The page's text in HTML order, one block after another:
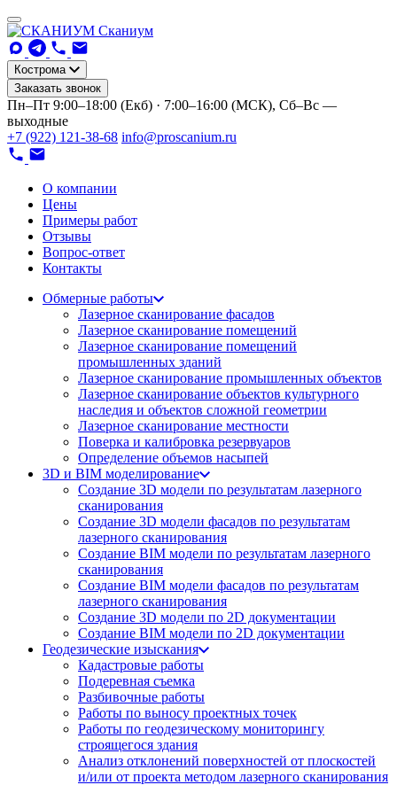
Сканиум
Кострома
Заказать звонок
Пн–Пт 9:00–18:00 (Екб) · 7:00–16:00 (МСК), Сб–Вс —
выходные
+7 (922) 121-38-68 info@proscanium.ru
О компании
Цены
Примеры работ
Отзывы
Вопрос-ответ
Контакты
Обмерные работы
Лазерное сканирование фасадов
Лазерное сканирование помещений
Лазерное сканирование помещений
промышленных зданий
Лазерное сканирование промышленных объектов
Лазерное сканирование объектов культурного
наследия и объектов сложной геометрии
Лазерное сканирование местности
Поверка и калибровка резервуаров
Определение объемов насы​​пей
3D и BIM моделирование
Создание 3D модели по результатам лазерного
сканирования
Создание 3D модели фасадов по результатам
лазерного сканирования
Создание BIM модели по результатам лазерного
сканирования
Создание BIM модели фасадов по результатам
лазерного сканирования
Создание 3D модели по 2D документации
Создание BIM модели по 2D документации
Геодезические изыскания
Кадастровые работы
Подеревная съемка
Разбивочные работы
Работы по выносу проектных точек
Работы по геодезическому мониторингу
строящегося здания
Анализ отклонений поверхностей от плоскостей
и/или от проекта методом лазерного сканирования